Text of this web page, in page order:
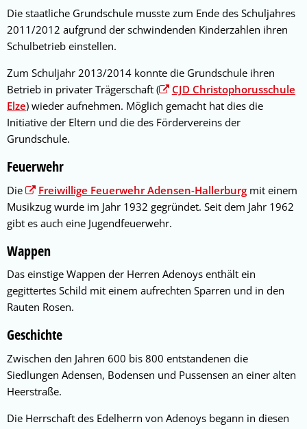
Die staatliche Grundschule musste zum Ende des Schuljahres
2011/2012 aufgrund der schwindenden Kinderzahlen ihren
Schulbetrieb einstellen.
Zum Schuljahr 2013/2014 konnte die Grundschule ihren
Betrieb in privater Trägerschaft (
CJD Christophorusschule
Elze) wieder aufnehmen. Möglich gemacht hat dies die
Initiative der Eltern und die des Fördervereins der
Grundschule.
Feuerwehr
Die Freiwillige Feuerwehr Adensen-Hallerburgmit einem
Musikzug wurde im Jahr 1932 gegründet. Seit dem Jahr 1962
gibt es auch eine Jugendfeuerwehr.
Wappen
Das einstige Wappen der Herren Adenoys enthält ein
gegittertes Schild mit einem aufrechten Sparren und in den
Rauten Rosen.
Geschichte
Zwischen den Jahren 600 bis 800 entstandenen die
Siedlungen Adensen, Bodensen und Pussensen an einer alten
Heerstraße.
Die Herrschaft des Edelherrn von Adenoys begann in diesen